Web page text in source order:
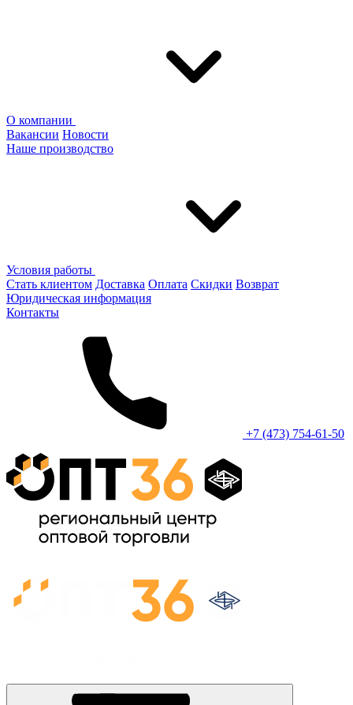
О компании
Вакансии Новости
Наше производство
Условия работы
Стать клиентом Доставка Оплата Скидки Возврат
Юридическая информация
Контакты
+7 (473) 754-61-50